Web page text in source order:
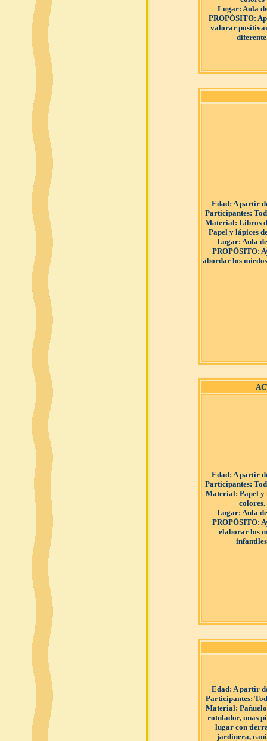
Lugar: Aula
PROPÓSITO:
valorar
Edad: A partir
Participantes:
Material: Libros
Papel y lápices
Lugar: Aula
PROPÓSITO:
abordar los
Edad: A partir
Participantes:
Material: Papel y
colores.
Lugar: Aula
PROPÓSITO:
elaborar los
Edad: A partir
Participantes:
Material:
rotulador, unas
lugar con
jardinera,